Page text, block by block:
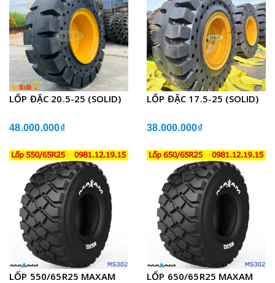
LỐP ĐẶC 20.5-25 (SOLID)
48.000.000₫
LỐP ĐẶC 17.5-25 (SOLID)
38.000.000₫
LỐP 550/65R25 MAXAM
LỐP 650/65R25 MAXAM